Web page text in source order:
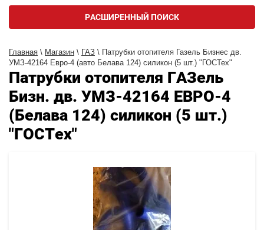
РАСШИРЕННЫЙ ПОИСК
Главная \ Магазин \ ГАЗ \ Патрубки отопителя Газель Бизнес дв.
УМЗ-42164 Евро-4 (авто Белава 124) силикон (5 шт.) "ГОСТех"
Патрубки отопителя ГАЗель
Бизн. дв. УМЗ-42164 ЕВРО-4
(Белава 124) силикон (5 шт.)
"ГОСТех"